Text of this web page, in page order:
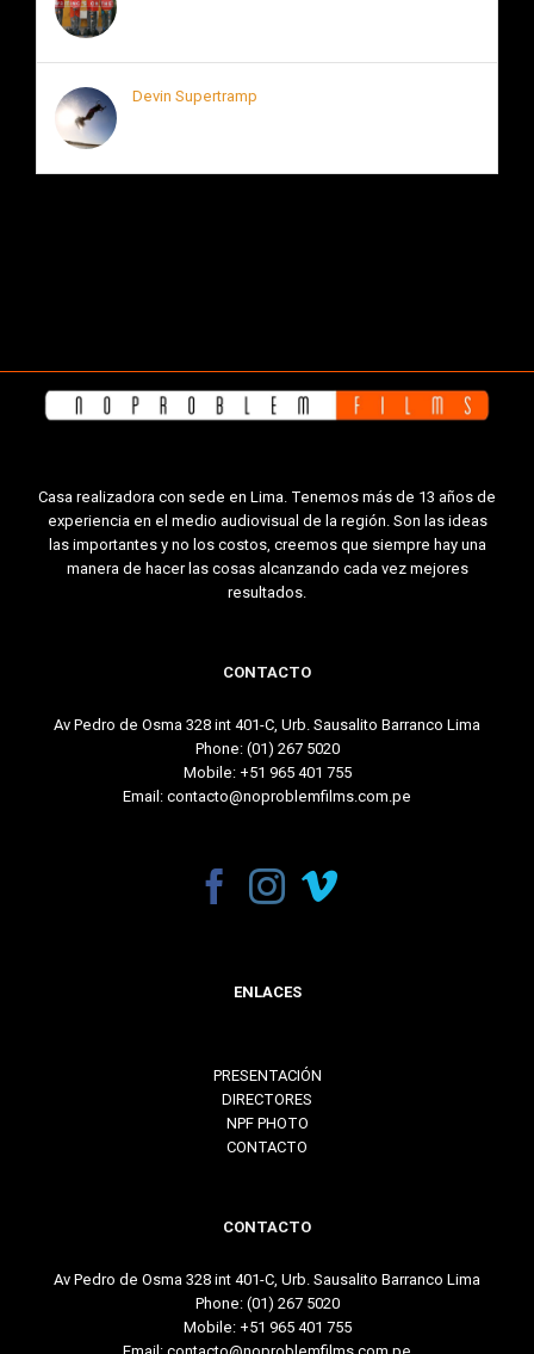
Devin Supertramp
Casa realizadora con sede en Lima. Tenemos más de 13 años de
experiencia en el medio audiovisual de la región. Son las ideas
las importantes y no los costos, creemos que siempre hay una
manera de hacer las cosas alcanzando cada vez mejores
resultados.
CONTACTO
Av Pedro de Osma 328 int 401-C, Urb. Sausalito Barranco Lima
Phone: (01) 267 5020
Mobile: +51 965 401 755
Email: contacto@noproblemfilms.com.pe
ENLACES
PRESENTACIÓN
DIRECTORES
NPF PHOTO
CONTACTO
CONTACTO
Av Pedro de Osma 328 int 401-C, Urb. Sausalito Barranco Lima
Phone: (01) 267 5020
Mobile: +51 965 401 755